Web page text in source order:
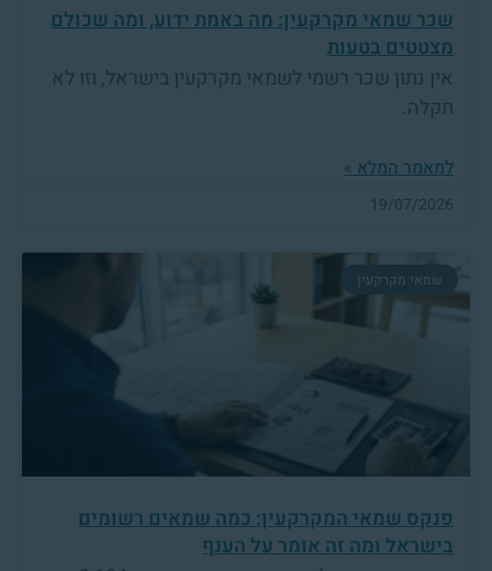
שכר שמאי מקרקעין: מה באמת ידוע, ומה שכולם
מצטטים בטעות
אין נתון שכר רשמי לשמאי מקרקעין בישראל, וזו לא
תקלה.
למאמר המלא »
19/07/2026
שמאי מקרקעין
פנקס שמאי המקרקעין: כמה שמאים רשומים
בישראל ומה זה אומר על הענף